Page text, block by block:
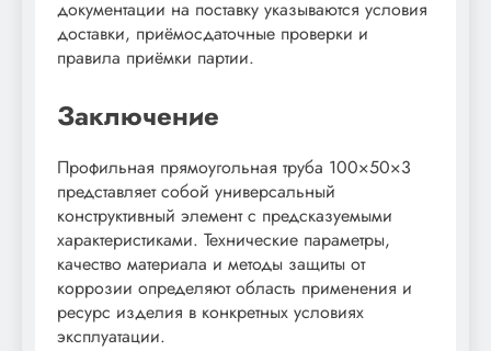
документации на поставку указываются условия
доставки, приёмосдаточные проверки и
правила приёмки партии.
Заключение
Профильная прямоугольная труба 100×50×3
представляет собой универсальный
конструктивный элемент с предсказуемыми
характеристиками. Технические параметры,
качество материала и методы защиты от
коррозии определяют область применения и
ресурс изделия в конкретных условиях
эксплуатации.